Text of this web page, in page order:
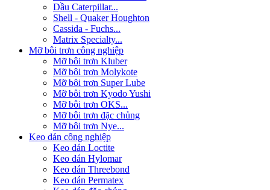
Dầu Caterpillar...
Shell - Quaker Houghton
Cassida - Fuchs...
Matrix Specialty...
Mỡ bôi trơn công nghiệp
Mỡ bôi trơn Kluber
Mỡ bôi trơn Molykote
Mỡ bôi trơn Super Lube
Mỡ bôi trơn Kyodo Yushi
Mỡ bôi trơn OKS...
Mỡ bôi trơn đặc chủng
Mỡ bôi trơn Nye...
Keo dán công nghiệp
Keo dán Loctite
Keo dán Hylomar
Keo dán Threebond
Keo dán Permatex